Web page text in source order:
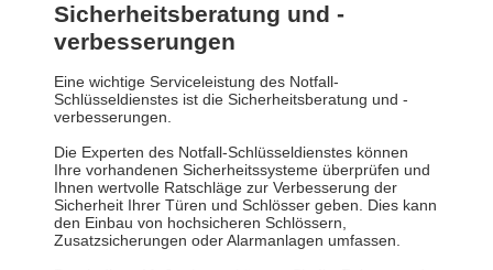
Sicherheitsberatung und -
verbesserungen
Eine wichtige Serviceleistung des Notfall-
Schlüsseldienstes ist die Sicherheitsberatung und -
verbesserungen.
Die Experten des Notfall-Schlüsseldienstes können
Ihre vorhandenen Sicherheitssysteme überprüfen und
Ihnen wertvolle Ratschläge zur Verbesserung der
Sicherheit Ihrer Türen und Schlösser geben. Dies kann
den Einbau von hochsicheren Schlössern,
Zusatzsicherungen oder Alarmanlagen umfassen.